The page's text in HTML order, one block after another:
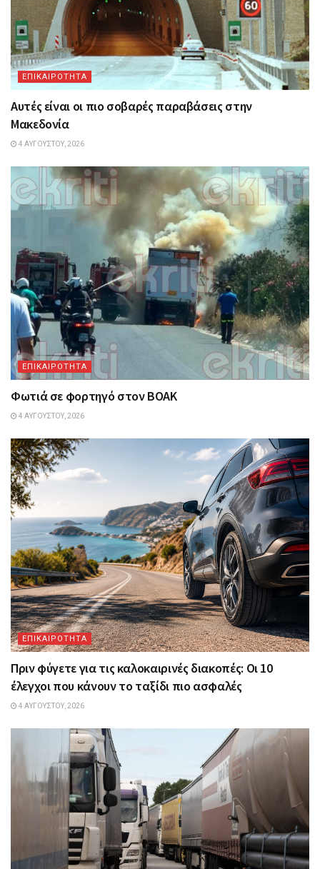
ΕΠΙΚΑΙΡΟΤΗΤΑ
Αυτές είναι οι πιο σοβαρές παραβάσεις στην
Μακεδονία
4 ΑΥΓΟΎΣΤΟΥ, 2026
ΕΠΙΚΑΙΡΟΤΗΤΑ
Φωτιά σε φορτηγό στον ΒΟΑΚ
4 ΑΥΓΟΎΣΤΟΥ, 2026
ΕΠΙΚΑΙΡΟΤΗΤΑ
Πριν φύγετε για τις καλοκαιρινές διακοπές: Οι 10
έλεγχοι που κάνουν το ταξίδι πιο ασφαλές
4 ΑΥΓΟΎΣΤΟΥ, 2026